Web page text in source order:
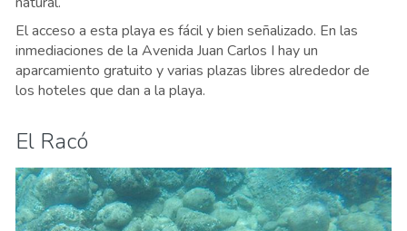
El acceso a esta playa es fácil y bien señalizado. En las
inmediaciones de la Avenida Juan Carlos I hay un
aparcamiento gratuito y varias plazas libres alrededor de
los hoteles que dan a la playa.
El Racó